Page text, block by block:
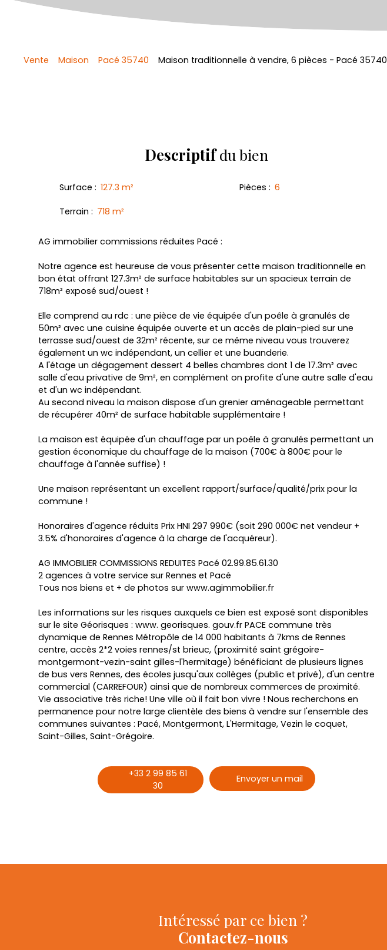
Vente Maison Pacé 35740 Maison traditionnelle à vendre, 6 pièces - Pacé 35740
Descriptifdu bien
Surface : 127.3 m² Pièces : 6
Terrain : 718 m²
AG immobilier commissions réduites Pacé :
Notre agence est heureuse de vous présenter cette maison traditionnelle en
bon état offrant 127.3m² de surface habitables sur un spacieux terrain de
718m² exposé sud/ouest !
Elle comprend au rdc : une pièce de vie équipée d'un poêle à granulés de
50m² avec une cuisine équipée ouverte et un accès de plain-pied sur une
terrasse sud/ouest de 32m² récente, sur ce même niveau vous trouverez
également un wc indépendant, un cellier et une buanderie.
A l'étage un dégagement dessert 4 belles chambres dont 1 de 17.3m² avec
salle d'eau privative de 9m², en complément on profite d'une autre salle d'eau
et d'un wc indépendant.
Au second niveau la maison dispose d'un grenier aménageable permettant
de récupérer 40m² de surface habitable supplémentaire !
La maison est équipée d'un chauffage par un poêle à granulés permettant un
gestion économique du chauffage de la maison (700€ à 800€ pour le
chauffage à l'année suffise) !
Une maison représentant un excellent rapport/surface/qualité/prix pour la
commune !
Honoraires d'agence réduits Prix HNI 297 990€ (soit 290 000€ net vendeur +
3.5% d'honoraires d'agence à la charge de l'acquéreur).
AG IMMOBILIER COMMISSIONS REDUITES Pacé 02.99.85.61.30
2 agences à votre service sur Rennes et Pacé
Tous nos biens et + de photos sur www.agimmobilier.fr
Les informations sur les risques auxquels ce bien est exposé sont disponibles
sur le site Géorisques : www. georisques. gouv.fr PACE commune très
dynamique de Rennes Métropôle de 14 000 habitants à 7kms de Rennes
centre, accès 2*2 voies rennes/st brieuc, (proximité saint grégoire-
montgermont-vezin-saint gilles-l'hermitage) bénéficiant de plusieurs lignes
de bus vers Rennes, des écoles jusqu'aux collèges (public et privé), d'un centre
commercial (CARREFOUR) ainsi que de nombreux commerces de proximité.
Vie associative très riche! Une ville où il fait bon vivre ! Nous recherchons en
permanence pour notre large clientèle des biens à vendre sur l'ensemble des
communes suivantes : Pacé, Montgermont, L'Hermitage, Vezin le coquet,
Saint-Gilles, Saint-Grégoire.
+33 2 99 85 61
30
Envoyer un mail
Intéressé par ce bien ?
Contactez-nous